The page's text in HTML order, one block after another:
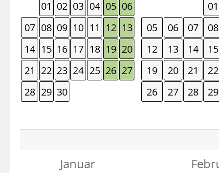
01 02 03 04 05 06
07 08 09 10 11 12 13
14 15 16 17 18 19 20
21
22 23 24 25 26 27
28 29 30
01
05
06 07
08
12
13 14
15
19
20 21
22
26
27 28 29
Januar